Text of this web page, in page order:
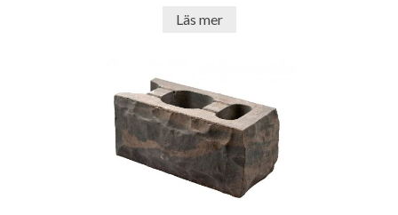
Läs mer